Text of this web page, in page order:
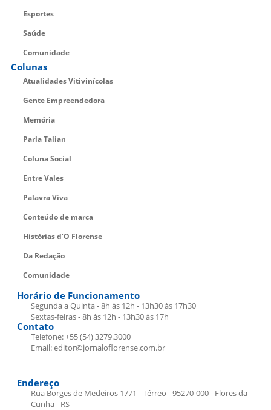
Esportes
Saúde
Comunidade
Colunas
Atualidades Vitivinícolas
Gente Empreendedora
Memória
Parla Talian
Coluna Social
Entre Vales
Palavra Viva
Conteúdo de marca
Histórias d’O Florense
Da Redação
Comunidade
Horário de Funcionamento
Segunda a Quinta - 8h às 12h - 13h30 às 17h30
Sextas-feiras - 8h às 12h - 13h30 às 17h
Contato
Telefone: +55 (54) 3279.3000
Email: editor@jornaloflorense.com.br
Endereço
Rua Borges de Medeiros 1771 - Térreo - 95270-000 - Flores da
Cunha - RS